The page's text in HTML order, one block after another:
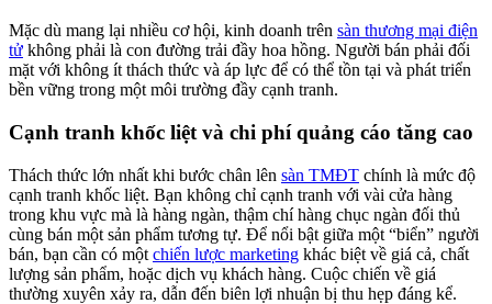
Mặc dù mang lại nhiều cơ hội, kinh doanh trên sàn thương mại điện
tử không phải là con đường trải đầy hoa hồng. Người bán phải đối
mặt với không ít thách thức và áp lực để có thể tồn tại và phát triển
bền vững trong một môi trường đầy cạnh tranh.
Cạnh tranh khốc liệt và chi phí quảng cáo tăng cao
Thách thức lớn nhất khi bước chân lên sàn TMĐT chính là mức độ
cạnh tranh khốc liệt. Bạn không chỉ cạnh tranh với vài cửa hàng
trong khu vực mà là hàng ngàn, thậm chí hàng chục ngàn đối thủ
cùng bán một sản phẩm tương tự. Để nổi bật giữa một “biển” người
bán, bạn cần có một chiến lược marketing khác biệt về giá cả, chất
lượng sản phẩm, hoặc dịch vụ khách hàng. Cuộc chiến về giá
thường xuyên xảy ra, dẫn đến biên lợi nhuận bị thu hẹp đáng kể.